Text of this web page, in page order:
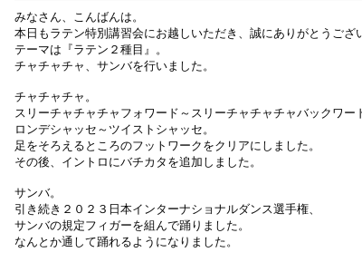
みなさん、こんばんは。
本日もラテン特別講習会にお越しいただき、誠にありがとうござ
テーマは『ラテン２種目』。
チャチャチャ、サンバを行いました。
チャチャチャ。
スリーチャチャチャフォワード～スリーチャチャチャバックワー
ロンデシャッセ～ツイストシャッセ。
足をそろえるところのフットワークをクリアにしました。
その後、イントロにバチカタを追加しました。
サンバ。
引き続き２０２３日本インターナショナルダンス選手権、
サンバの規定フィガーを組んで踊りました。
なんとか通して踊れるようになりました。